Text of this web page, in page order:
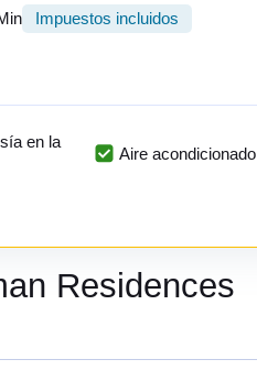
Impuestos incluidos
en la
Aire acondicionado
Residences